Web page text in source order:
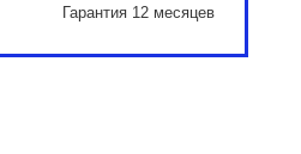
Гарантия 12 месяцев